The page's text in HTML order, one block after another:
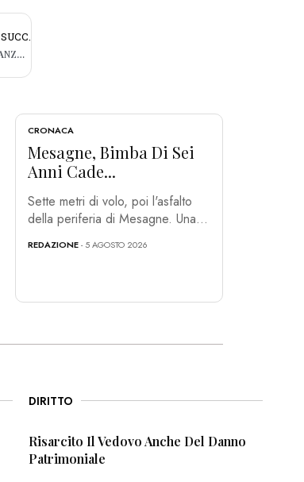
SUCC.
EBOLA, ATTIVATE IN PUGLIA LE MISURE DI SORVEGLIANZA PREVISTE DAL MINISTERO: “NESSUNA SITUAZIONE DI ALLARME”
CRONACA
Mesagne, Bimba Di Sei
Anni Cade...
Sette metri di volo, poi l'asfalto
della periferia di Mesagne. Una...
REDAZIONE- 5 AGOSTO 2026
DIRITTO
Risarcito Il Vedovo Anche Del Danno
Patrimoniale